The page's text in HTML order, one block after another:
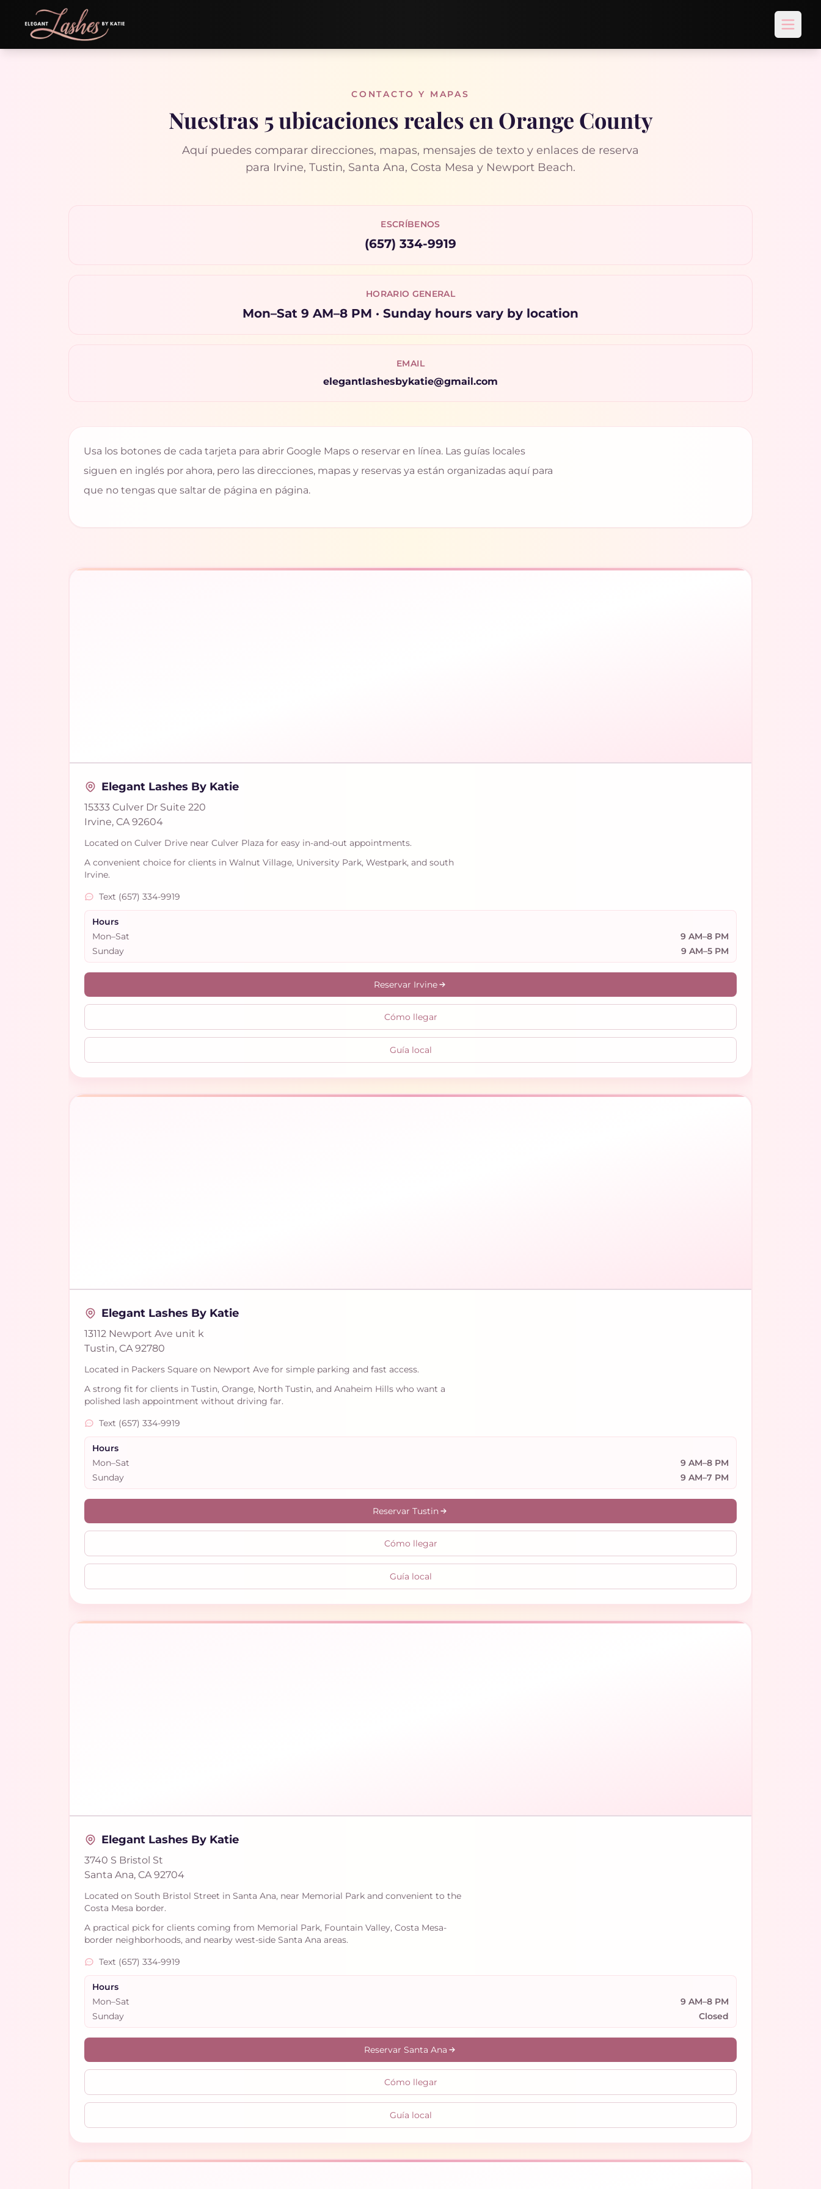
Open
CONTACTO Y MAPAS
Nuestras 5 ubicaciones reales en Orange County
Aquí puedes comparar direcciones, mapas, mensajes de texto y enlaces de reserva
para Irvine, Tustin, Santa Ana, Costa Mesa y Newport Beach.
ESCRÍBENOS
(657) 334-9919
HORARIO GENERAL
Mon–Sat 9 AM–8 PM · Sunday hours vary by location
EMAIL
elegantlashesbykatie@gmail.com
Usa los botones de cada tarjeta para abrir Google Maps o reservar en línea. Las guías locales
siguen en inglés por ahora, pero las direcciones, mapas y reservas ya están organizadas aquí para
que no tengas que saltar de página en página.
Elegant Lashes By Katie
15333 Culver Dr Suite 220
Irvine, CA 92604
Located on Culver Drive near Culver Plaza for easy in-and-out appointments.
A convenient choice for clients in Walnut Village, University Park, Westpark, and south
Irvine.
Text (657) 334-9919
Hours
Mon–Sat
9 AM–8 PM
Sunday
9 AM–5 PM
Reservar Irvine
Cómo llegar
Guía local
Elegant Lashes By Katie
13112 Newport Ave unit k
Tustin, CA 92780
Located in Packers Square on Newport Ave for simple parking and fast access.
A strong fit for clients in Tustin, Orange, North Tustin, and Anaheim Hills who want a
polished lash appointment without driving far.
Text (657) 334-9919
Hours
Mon–Sat
9 AM–8 PM
Sunday
9 AM–7 PM
Reservar Tustin
Cómo llegar
Guía local
Elegant Lashes By Katie
3740 S Bristol St
Santa Ana, CA 92704
Located on South Bristol Street in Santa Ana, near Memorial Park and convenient to the
Costa Mesa border.
A practical pick for clients coming from Memorial Park, Fountain Valley, Costa Mesa-
border neighborhoods, and nearby west-side Santa Ana areas.
Text (657) 334-9919
Hours
Mon–Sat
9 AM–8 PM
Sunday
Closed
Reservar Santa Ana
Cómo llegar
Guía local